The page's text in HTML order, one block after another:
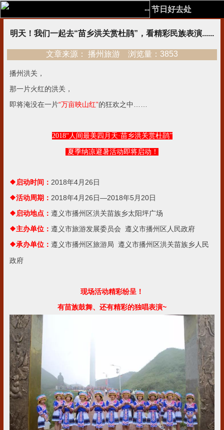
-- 节日好去处
明天！我们一起去“苗乡洪关赏杜鹃”，看精彩民族表演......
文章来源： 播州旅游 浏览量：3853
播州洪关，
那一片火红的洪关，
即将淹没在一片“万亩映山红”的狂欢之中……
2018“人间最美四月天·苗乡洪关赏杜鹃”
夏季纳凉避暑活动即将启动！
❖启动时间： 2018年4月26日
❖活动周期： 2018年4月26日—2018年5月20日
❖启动地点： 遵义市播州区洪关苗族乡太阳坪广场
❖主办单位： 遵义市旅游发展委员会 遵义市播州区人民政府
❖承办单位： 遵义市播州区旅游局 遵义市播州区洪关苗族乡人民
政府
现场活动精彩纷呈！
有苗族鼓舞、还有精彩的独唱表演~